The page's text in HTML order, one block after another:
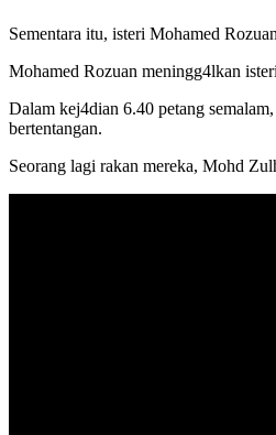
Sementara itu, isteri Mohamed
Mohamed Rozuan meningg4lkan
Dalam kej4dian 6.40 petang
bertentangan.
Seorang lagi rakan mereka, Mohd